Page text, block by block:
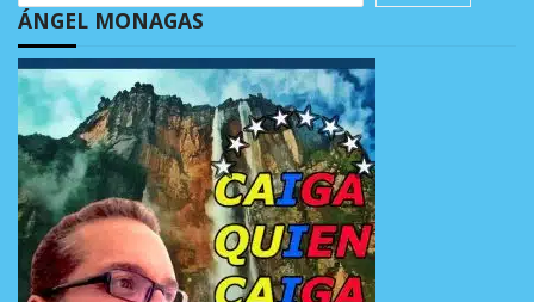
ÁNGEL MONAGAS